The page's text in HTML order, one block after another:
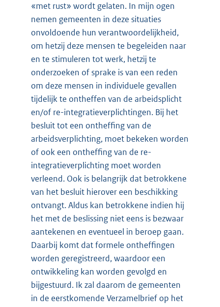
«met rust» wordt gelaten. In mijn ogen
nemen gemeenten in deze situaties
onvoldoende hun verantwoordelijkheid,
om hetzij deze mensen te begeleiden naar
en te stimuleren tot werk, hetzij te
onderzoeken of sprake is van een reden
om deze mensen in individuele gevallen
tijdelijk te ontheffen van de arbeidsplicht
en/of re-integratieverplichtingen. Bij het
besluit tot een ontheffing van de
arbeidsverplichting, moet bekeken worden
of ook een ontheffing van de re-
integratieverplichting moet worden
verleend. Ook is belangrijk dat betrokkene
van het besluit hierover een beschikking
ontvangt. Aldus kan betrokkene indien hij
het met de beslissing niet eens is bezwaar
aantekenen en eventueel in beroep gaan.
Daarbij komt dat formele ontheffingen
worden geregistreerd, waardoor een
ontwikkeling kan worden gevolgd en
bijgestuurd. Ik zal daarom de gemeenten
in de eerstkomende Verzamelbrief op het